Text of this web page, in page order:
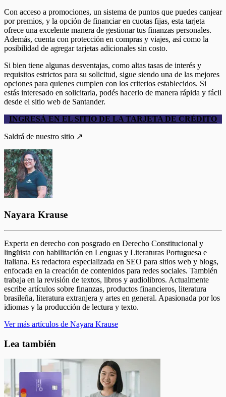
Con acceso a promociones, un sistema de puntos que puedes canjear
por premios, y la opción de financiar en cuotas fijas, esta tarjeta
ofrece una excelente manera de gestionar tus finanzas personales.
Además, cuenta con protección en compras y viajes, así como la
posibilidad de agregar tarjetas adicionales sin costo.
Si bien tiene algunas desventajas, como altas tasas de interés y
requisitos estrictos para su solicitud, sigue siendo una de las mejores
opciones para quienes cumplen con los criterios establecidos. Si
estás interesado en solicitarla, podés hacerlo de manera rápida y fácil
desde el sitio web de Santander.
INGRESÁ EN EL SITIO DE LA TARJETA DE CRÉDITO
Saldrá de nuestro sitio ↗
Nayara Krause
Experta en derecho con posgrado en Derecho Constitucional y
lingüista con habilitación en Lenguas y Literaturas Portuguesa e
Italiana. Es redactora especializada en SEO para sitios web y blogs,
enfocada en la creación de contenidos para redes sociales. También
trabaja en la revisión de textos, libros y audiolibros. Actualmente
escribe artículos sobre finanzas, productos financieros, literatura
brasileña, literatura extranjera y artes en general. Apasionada por los
idiomas y la producción de lectura y texto.
Ver más artículos de Nayara Krause
Lea también